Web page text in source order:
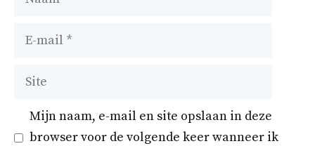
Site
Mijn naam, e-mail en site opslaan in deze
browser voor de volgende keer wanneer ik